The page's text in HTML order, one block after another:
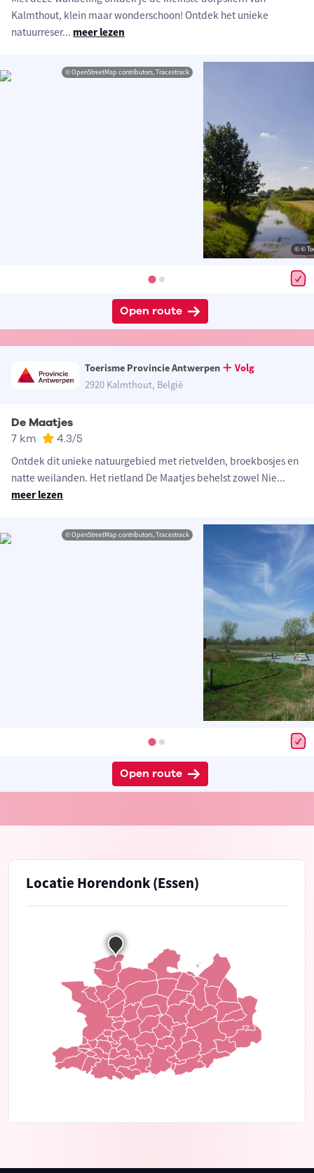
Kalmthout, klein maar wonderschoon! Ontdek het unieke
natuurreser... meer lezen
© OpenStreetMap contributors, Tracestrack
© ©
Open route
Toerisme Provincie Antwerpen
Volg
2920 Kalmthout, België
De Maatjes
7 km 4.3/5
Ontdek dit unieke natuurgebied met rietvelden, broekbosjes en
natte weilanden. Het rietland De Maatjes behelst zowel Nie...
meer lezen
© OpenStreetMap contributors, Tracestrack
Open route
Locatie Horendonk (Essen)